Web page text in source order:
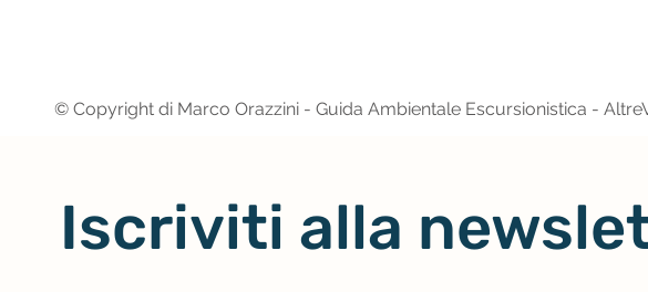
© Copyright di Marco Orazzini - Guida Ambientale Escursionistica -
Iscriviti alla